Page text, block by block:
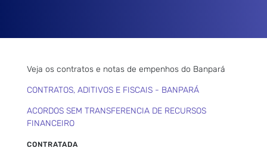
Veja os contratos e notas de empenhos do Banpará
CONTRATOS, ADITIVOS E FISCAIS - BANPARÁ
ACORDOS SEM TRANSFERENCIA DE RECURSOS
FINANCEIRO
CONTRATADA